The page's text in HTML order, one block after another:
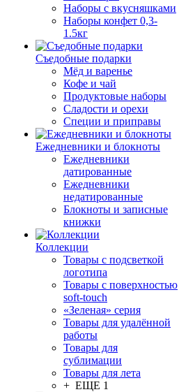
Наборы с вкусняшками
Наборы конфет 0,3-
1.5кг
Съедобные подарки
Мёд и варенье
Кофе и чай
Продуктовые наборы
Сладости и орехи
Специи и приправы
Ежедневники и блокноты
Ежедневники
датированные
Ежедневники
недатированные
Блокноты и записные
книжки
Коллекции
Товары с подсветкой
логотипа
Товары с поверхностью
soft-touch
«Зеленая» серия
Товары для удалённой
работы
Товары для
сублимации
Товары для лета
+ ЕЩЕ 1